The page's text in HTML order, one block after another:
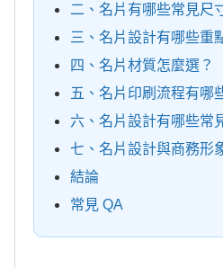
二、名片有哪些常見尺
三、名片設計有哪些重
四、名片材質怎麼選？
五、名片印刷流程有哪
六、名片設計有哪些常
七、名片設計與商務形
結論
常見 QA